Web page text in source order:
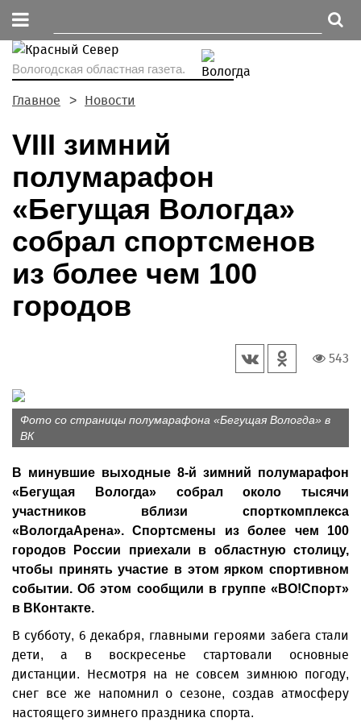
Вологодская областная газета.
Главное Новости
VIII зимний
полумарафон
«Бегущая Вологда»
собрал спортсменов
из более чем 100
городов
543
Фото со страницы полумарафона «Бегущая Вологда» в
ВК
В минувшие выходные 8-й зимний полумарафон
«Бегущая Вологда» собрал около тысячи
участников вблизи спорткомплекса
«ВологдаАрена». Спортсмены из более чем 100
городов России приехали в областную столицу,
чтобы принять участие в этом ярком спортивном
событии. Об этом сообщили в группе «ВО!Спорт»
в ВКонтакте.
В субботу, 6 декабря, главными героями забега стали
дети, а в воскресенье стартовали основные
дистанции. Несмотря на не совсем зимнюю погоду,
снег все же напомнил о сезоне, создав атмосферу
настоящего зимнего праздника спорта.